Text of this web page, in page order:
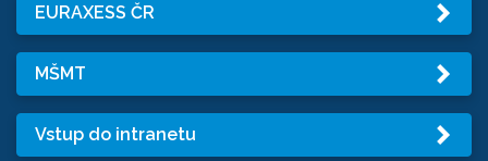
EURAXESS ČR
MŠMT
Vstup do intranetu